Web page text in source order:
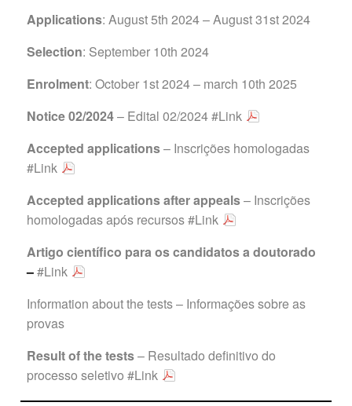
Applications: August 5th 2024 – August 31st 2024
Selection: September 10th 2024
Enrolment: October 1st 2024 – march 10th 2025
Notice 02/2024– Edital 02/2024#Link
Accepted applications– Inscrições homologadas
#Link
Accepted applications afterappeals– Inscrições
homologadas após recursos#Link
Artigo científico para os candidatos a doutorado
–#Link
Information about the tests – Informações sobre as
provas
Result of the tests– Resultado definitivo do
processo seletivo #Link